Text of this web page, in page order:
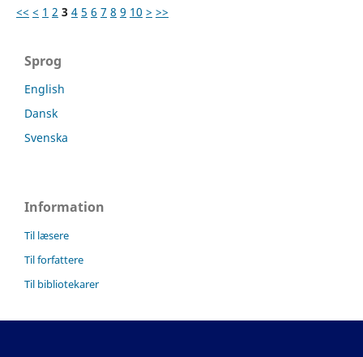
<< < 1 2 3 4 5 6 7 8 9 10 > >>
Sprog
English
Dansk
Svenska
Information
Til læsere
Til forfattere
Til bibliotekarer